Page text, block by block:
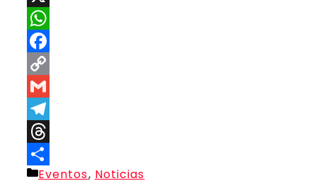
X
WhatsApp
Facebook
Copy
Link
Gmail
Telegram
Threads
Compartir
Categorías
Eventos, Noticias